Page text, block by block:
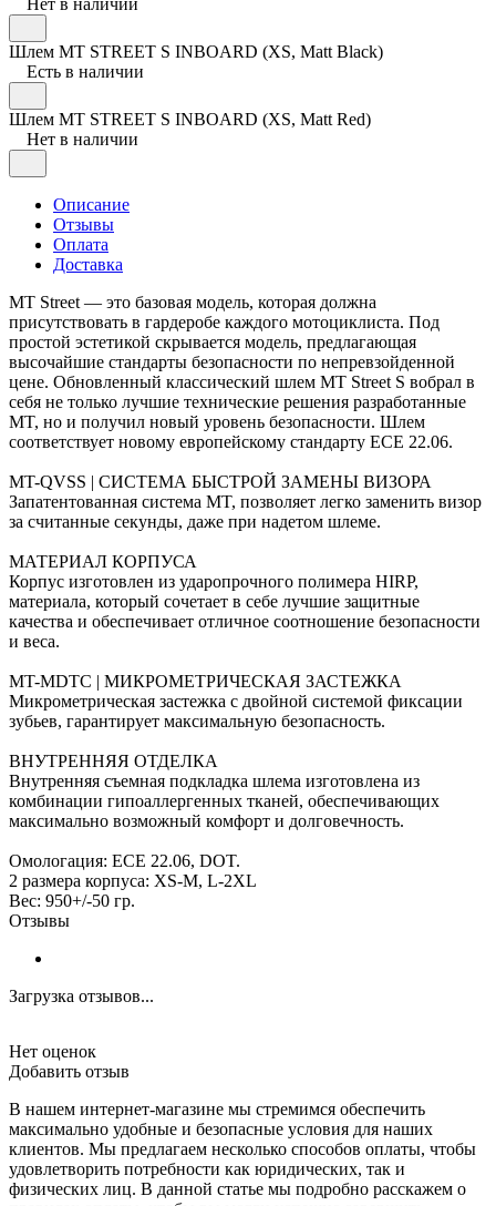
Нет в наличии
Шлем MT STREET S INBOARD (XS, Matt Black)
Есть в наличии
Шлем MT STREET S INBOARD (XS, Matt Red)
Нет в наличии
Описание
Отзывы
Оплата
Доставка
MT Street — это базовая модель, которая должна
присутствовать в гардеробе каждого мотоциклиста. Под
простой эстетикой скрывается модель, предлагающая
высочайшие стандарты безопасности по непревзойденной
цене. Обновленный классический шлем MT Street S вобрал в
себя не только лучшие технические решения разработанные
MT, но и получил новый уровень безопасности. Шлем
соответствует новому европейскому стандарту ECE 22.06.
MT-QVSS | СИСТЕМА БЫСТРОЙ ЗАМЕНЫ ВИЗОРА
Запатентованная система MT, позволяет легко заменить визор
за считанные секунды, даже при надетом шлеме.
МАТЕРИАЛ КОРПУСА
Корпус изготовлен из ударопрочного полимера HIRP,
материала, который сочетает в себе лучшие защитные
качества и обеспечивает отличное соотношение безопасности
и веса.
MT-MDTC | МИКРОМЕТРИЧЕСКАЯ ЗАСТЕЖКА
Микрометрическая застежка с двойной системой фиксации
зубьев, гарантирует максимальную безопасность.
ВНУТРЕННЯЯ ОТДЕЛКА
Внутренняя съемная подкладка шлема изготовлена из
комбинации гипоаллергенных тканей, обеспечивающих
максимально возможный комфорт и долговечность.
Омологация: ECE 22.06, DOT.
2 размера корпуса: XS-M, L-2XL
Вес: 950+/-50 гр.
Отзывы
Загрузка отзывов...
Нет оценок
Добавить отзыв
В нашем интернет-магазине мы стремимся обеспечить
максимально удобные и безопасные условия для наших
клиентов. Мы предлагаем несколько способов оплаты, чтобы
удовлетворить потребности как юридических, так и
физических лиц. В данной статье мы подробно расскажем о